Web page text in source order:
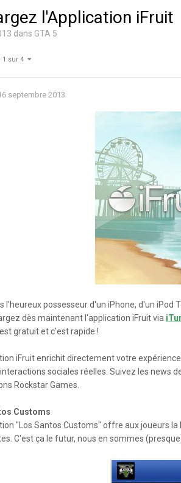
l'Application iFruit
dans GTA 5
1 sur 4
septembre 2013
l'heureux possesseur d'un iPhone, d'un iPod
dès maintenant l'application iFruit via
gratuit et c'est rapide !
iFruit enrichit directement votre
sociales réelles. Suivez les news
Rockstar Games.
Customs
"Los Santos Customs" offre aux joueurs
C'est ça le futur, nous en sommes